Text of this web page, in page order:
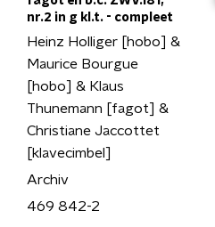
nr.2 in g kl.t. - compleet
Heinz Holliger [hobo] &
Maurice Bourgue
[hobo] & Klaus
Thunemann [fagot] &
Christiane Jaccottet
[klavecimbel]
Archiv
469 842-2